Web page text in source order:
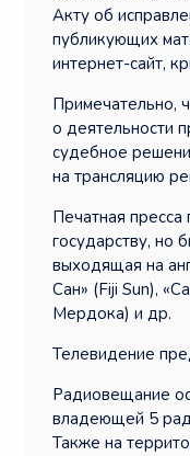
Акту об
публикующих
интернет-сайт,
Примечательно,
о деятельности
судебное
на трансляцию
Печатная
государству, но
выходящая на
Сан» (Fiji Sun),
Мердока) и др.
Телевидение
Радиовещание
владеющей 5
Также на